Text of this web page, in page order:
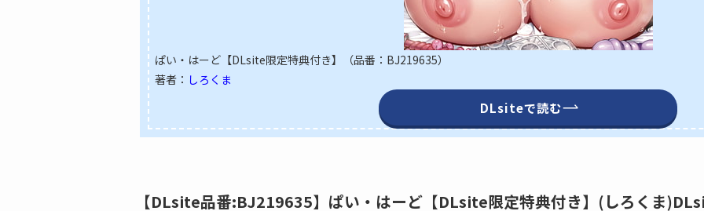
ぱい・はーど【DLsite限定特典付き】（品番：BJ219635）
著者： しろくま
DLsiteで読む
【DLsite品番:BJ219635】ぱい・はーど【DLsite限定特典付き】(しろくま